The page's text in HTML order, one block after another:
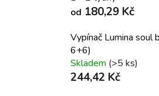
od 180,29 Kč
Vypínač Lumina soul
6+6)
Skladem (>5 ks)
244,42 Kč